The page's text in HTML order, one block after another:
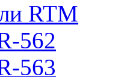
RTM
562
563